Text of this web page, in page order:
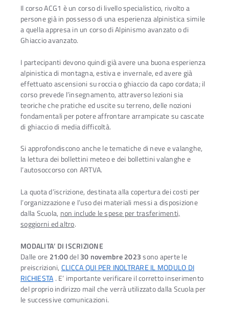
Il corso ACG1 è un corso di livello specialistico, rivolto a
persone già in possesso di una esperienza alpinistica simile
a quella appresa in un corso di Alpinismo avanzato o di
Ghiaccio avanzato.
I partecipanti devono quindi già avere una buona esperienza
alpinistica di montagna, estiva e invernale, ed avere già
effettuato ascensioni su roccia o ghiaccio da capo cordata; il
corso prevede l’insegnamento, attraverso lezioni sia
teoriche che pratiche ed uscite su terreno, delle nozioni
fondamentali per potere affrontare arrampicate su cascate
di ghiaccio di media difficoltà.
Si approfondiscono anche le tematiche di neve e valanghe,
la lettura dei bollettini meteo e dei bollettini valanghe e
l’autosoccorso con ARTVA.
La quota d’iscrizione, destinata alla copertura dei costi per
l’organizzazione e l’uso dei materiali messi a disposizione
dalla Scuola, non include le spese per trasferimenti,
soggiorni ed altro.
MODALITA’ DI ISCRIZIONE
Dalle ore 21:00del 30 novembre2023sono aperte le
preiscrizioni, CLICCA QUI PER INOLTRARE IL MODULO DI
RICHIESTA . E’ importante verificare il corretto inserimento
del proprio indirizzo mail che verrà utilizzato dalla Scuola per
le successive comunicazioni.